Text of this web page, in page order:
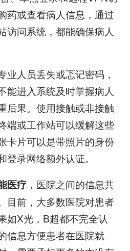
药或查看病人信息，通过
访问系统，都能确保病人
人员丢失或忑记密码，
能进入系统及时掌握病人
后果。使用接触或非接触
端或工作站可以缓解这些
卡片可以是带照片的身份
录网络额外认证。
医疗，医院之间的信息共
目前，大多数医院对患者
如X光，B超都不完全认
信息方便患者在医院就